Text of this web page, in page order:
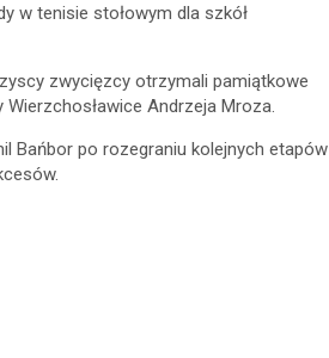
w tenisie stołowym dla szkół
zwycięzcy otrzymali pamiątkowe
Andrzeja Mroza.
Bańbor po rozegraniu kolejnych etapów